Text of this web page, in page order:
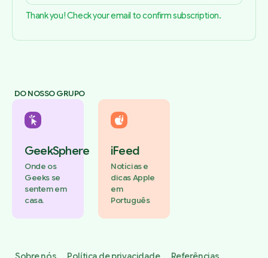
Thank you! Check your email to confirm subscription.
DO NOSSO GRUPO
GeekSphere
Onde os
Geeks se
sentem em
casa.
iFeed
Notícias e
dicas Apple
em
Português